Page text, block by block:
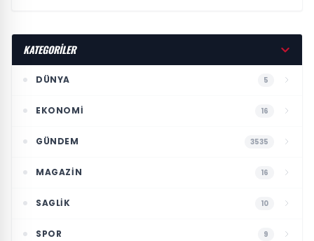
KATEGORİLER
DÜNYA 5
EKONOMI 16
GÜNDEM 3535
MAGAZIN 16
SAGLIK 10
SPOR 9